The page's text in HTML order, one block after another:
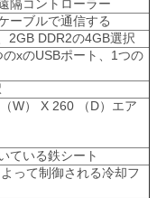
隔コントローラー
ーブルで通信する
2GB DDR2の4GB選択
xのUSBポート、1つの
W） X 260 （D）エア
ている鉄シート
って制御される冷却フ